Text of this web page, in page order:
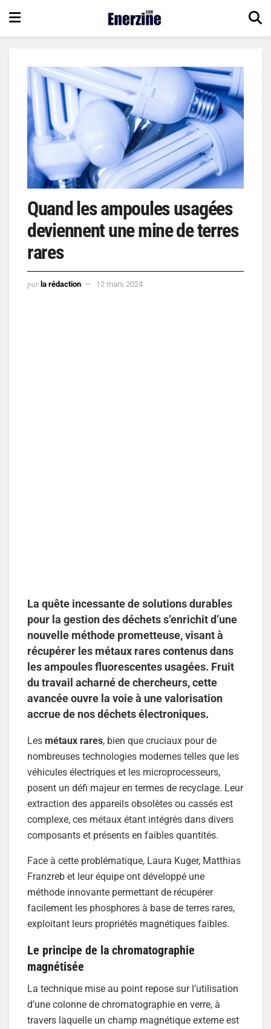
Quand les ampoules usagées
deviennent une mine de terres
rares
par la rédaction 12 mars 2024
La quête incessante de solutions durables
pour la gestion des déchets s’enrichit d’une
nouvelle méthode prometteuse, visant à
récupérer les métaux rares contenus dans
les ampoules fluorescentes usagées. Fruit
du travail acharné de chercheurs, cette
avancée ouvre la voie à une valorisation
accrue de nos déchets électroniques.
Les métaux rares, bien que cruciaux pour de
nombreuses technologies modernes telles que les
véhicules électriques et les microprocesseurs,
posent un défi majeur en termes de recyclage. Leur
extraction des appareils obsolètes ou cassés est
complexe, ces métaux étant intégrés dans divers
composants et présents en faibles quantités.
Face à cette problématique, Laura Kuger, Matthias
Franzreb et leur équipe ont développé une
méthode innovante permettant de récupérer
facilement les phosphores à base de terres rares,
exploitant leurs propriétés magnétiques faibles.
Le principe de la chromatographie
magnétisée
La technique mise au point repose sur l’utilisation
d’une colonne de chromatographie en verre, à
travers laquelle un champ magnétique externe est